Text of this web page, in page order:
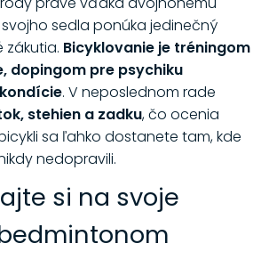
sedla ponúka jedinečný
Bicyklovanie je tréningom
dopingom pre psychiku
. V neposlednom rade
stehien a zadku, čo ocenia
sa ľahko dostanete tam, kde
nedopravili.
si na svoje